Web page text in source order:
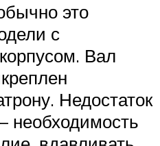
это
с
Вал
Недостаток
необходимость